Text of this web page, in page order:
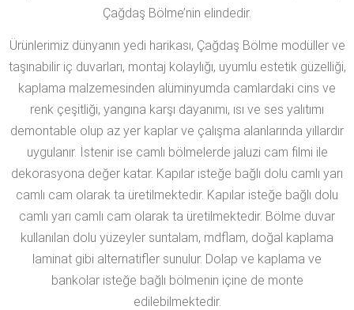
Çağdaş Bölme’nin elindedir.
Ürünlerimiz dünyanın yedi harikası, Çağdaş Bölme modüller ve
taşınabilir iç duvarları, montaj kolaylığı, uyumlu estetik güzelliği,
kaplama malzemesinden alüminyumda camlardaki cins ve
renk çeşitliği, yangına karşı dayanımı, ısı ve ses yalıtımı
demontable olup az yer kaplar ve çalışma alanlarında yıllardır
uygulanır. İstenir ise camlı bölmelerde jaluzi cam filmi ile
dekorasyona değer katar. Kapılar isteğe bağlı dolu camlı yarı
camlı cam olarak ta üretilmektedir. Kapılar isteğe bağlı dolu
camlı yarı camlı cam olarak ta üretilmektedir. Bölme duvar
kullanılan dolu yüzeyler suntalam, mdflam, doğal kaplama
laminat gibi alternatifler sunulur. Dolap ve kaplama ve
bankolar isteğe bağlı bölmenin içine de monte
edilebilmektedir.